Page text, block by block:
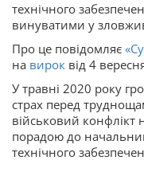
технічного
винуватими у
Про це повідомляє
на вирок від 4
У травні 2020 року
страх перед
військовий конфлікт
порадою до
технічного